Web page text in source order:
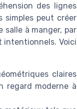
des lignes
simples peut créer
salle à manger, par
intentionnels. Voici
claires
regard moderne à